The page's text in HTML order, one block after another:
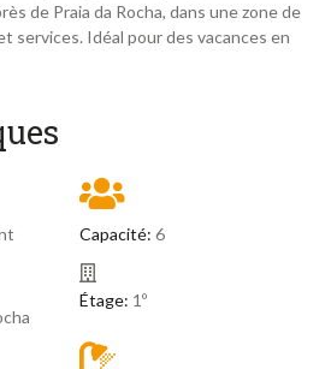
de Praia da Rocha, dans une zone de
services. Idéal pour des vacances en
Capacité: 6
Étage: 1º